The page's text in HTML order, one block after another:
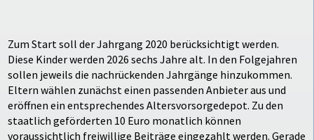
Zum Start soll der Jahrgang 2020 berücksichtigt werden.
Diese Kinder werden 2026 sechs Jahre alt. In den Folgejahren
sollen jeweils die nachrückenden Jahrgänge hinzukommen.
Eltern wählen zunächst einen passenden Anbieter aus und
eröffnen ein entsprechendes Altersvorsorgedepot. Zu den
staatlich geförderten 10 Euro monatlich können
voraussichtlich freiwillige Beiträge eingezahlt werden. Gerade